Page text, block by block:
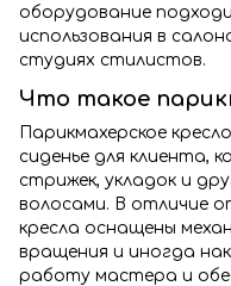
оборудование
использования в
студиях стилистов.
Что такое
Парикмахерское
сиденье для клиента,
стрижек, укладок и
волосами. В отличие
кресла оснащены
вращения и иногда
работу мастера и